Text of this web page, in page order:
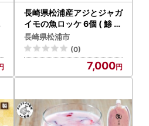
長崎県松浦産アジとジャガ
イモの魚ロッケ 6個 ( 鯵 コ
ロッケ 冷凍 )【A7-074】
長崎県松浦市
(0)
7,000